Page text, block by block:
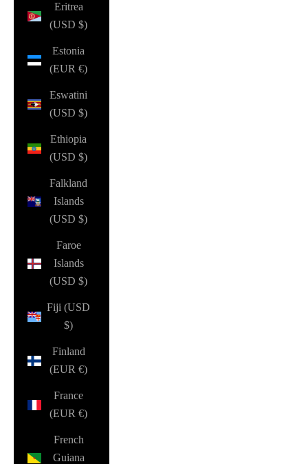
Eritrea
(USD $)
Estonia
(EUR €)
Eswatini
(USD $)
Ethiopia
(USD $)
Falkland
Islands
(USD $)
Faroe
Islands
(USD $)
Fiji (USD
$)
Finland
(EUR €)
France
(EUR €)
French
Guiana